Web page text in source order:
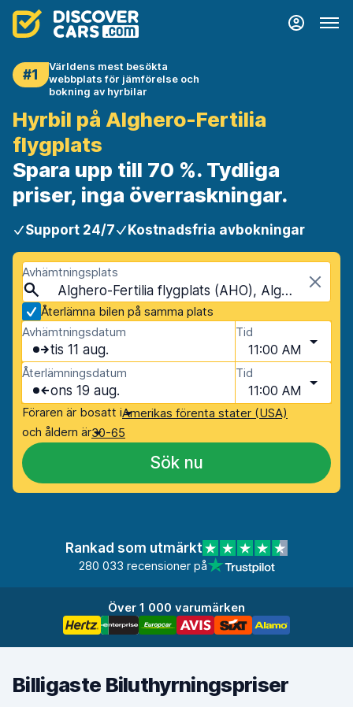
#1
Världens mest besökta
webbplats för jämförelse och
bokning av hyrbilar
Hyrbil på Alghero-Fertilia
flygplats
Spara upp till 70 %. Tydliga
priser, inga överraskningar.
Support 24/7 Kostnadsfria avbokningar
Avhämtningsplats
Alghero-Fertilia flygplats (AHO), Alghero, Sardinien
Återlämna bilen på samma plats
Avhämtningsdatum
tis 11 aug.
Tid
11:00 AM
Återlämningsdatum
ons 19 aug.
Tid
11:00 AM
Föraren är bosatt iAmerikas förenta stater (USA)
och åldern är30-65
Sök nu
Rankad som utmärkt
280 033 recensioner på
Över 1 000 varumärken
Billigaste Biluthyrningspriser